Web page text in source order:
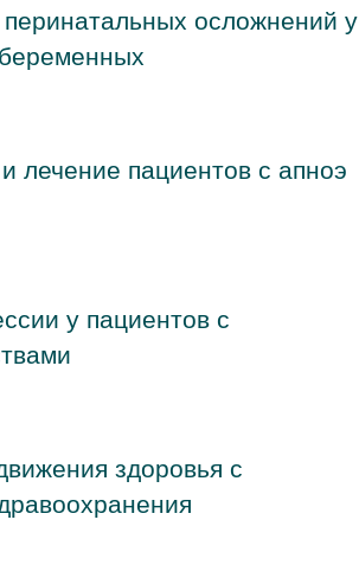
осложнений у
лечение пациентов с апноэ
у пациентов с
здоровья с